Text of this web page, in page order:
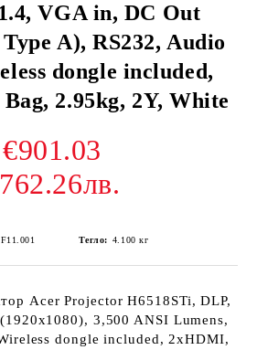
VGA in, DC Out
A), RS232, Audio
dongle included,
2.95kg, 2Y, White
€901.03
Тегло: 4.100 кг
Acer Projector H6518STi, DLP,
3,500 ANSI Lumens,
dongle included, 2xHDMI,